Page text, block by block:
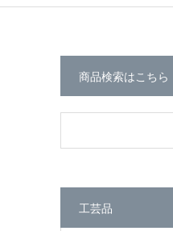
商品検索はこちら
工芸品